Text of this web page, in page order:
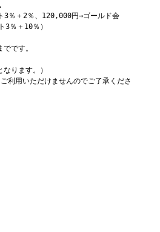
％＋2％、120,000円→ゴールド会
％＋10％）
です。
ります。）
利用いただけませんのでご了承くださ